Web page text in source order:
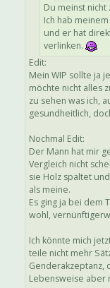
Du meinst nicht
Ich hab
und er hat
verlinken.
Edit:
Mein WIP sollte ja
möchte nicht alles
zu sehen was ich,
gesundheitlich,
Nochmal Edit:
Der Mann hat mir
Vergleich nicht
sie Holz spaltet
als meine.
Es ging ja bei dem
wohl,
Ich könnte mich
teile nicht mehr
Genderakzeptanz,
Lebensweise aber